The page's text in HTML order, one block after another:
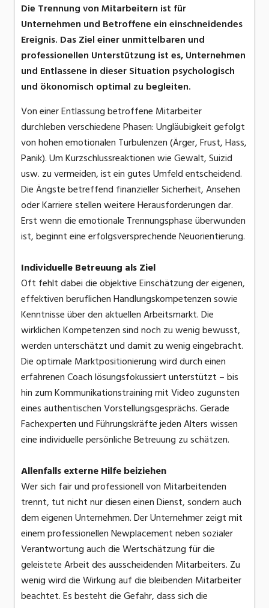
Die Trennung von Mitarbeitern ist für
Unternehmen und Betroffene ein einschneidendes
Ereignis. Das Ziel einer unmittelbaren und
professionellen Unterstützung ist es, Unternehmen
und Entlassene in dieser Situation psychologisch
und ökonomisch optimal zu begleiten.
Von einer Entlassung betroffene Mitarbeiter
durchleben verschiedene Phasen: Ungläubigkeit gefolgt
von hohen emotionalen Turbulenzen (Ärger, Frust, Hass,
Panik). Um Kurzschlussreaktionen wie Gewalt, Suizid
usw. zu vermeiden, ist ein gutes Umfeld entscheidend.
Die Ängste betreffend finanzieller Sicherheit, Ansehen
oder Karriere stellen weitere Herausforderungen dar.
Erst wenn die emotionale Trennungsphase überwunden
ist, beginnt eine erfolgsversprechende Neuorientierung.
Individuelle Betreuung als Ziel
Oft fehlt dabei die objektive Einschätzung der eigenen,
effektiven beruflichen Handlungskompetenzen sowie
Kenntnisse über den aktuellen Arbeitsmarkt. Die
wirklichen Kompetenzen sind noch zu wenig bewusst,
werden unterschätzt und damit zu wenig eingebracht.
Die optimale Marktpositionierung wird durch einen
erfahrenen Coach lösungsfokussiert unterstützt – bis
hin zum Kommunikationstraining mit Video zugunsten
eines authentischen Vorstellungsgesprächs. Gerade
Fachexperten und Führungskräfte jeden Alters wissen
eine individuelle persönliche Betreuung zu schätzen.
Allenfalls externe Hilfe beiziehen
Wer sich fair und professionell von Mitarbeitenden
trennt, tut nicht nur diesen einen Dienst, sondern auch
dem eigenen Unternehmen. Der Unternehmer zeigt mit
einem professionellen Newplacement neben sozialer
Verantwortung auch die Wertschätzung für die
geleistete Arbeit des ausscheidenden Mitarbeiters. Zu
wenig wird die Wirkung auf die bleibenden Mitarbeiter
beachtet. Es besteht die Gefahr, dass sich die